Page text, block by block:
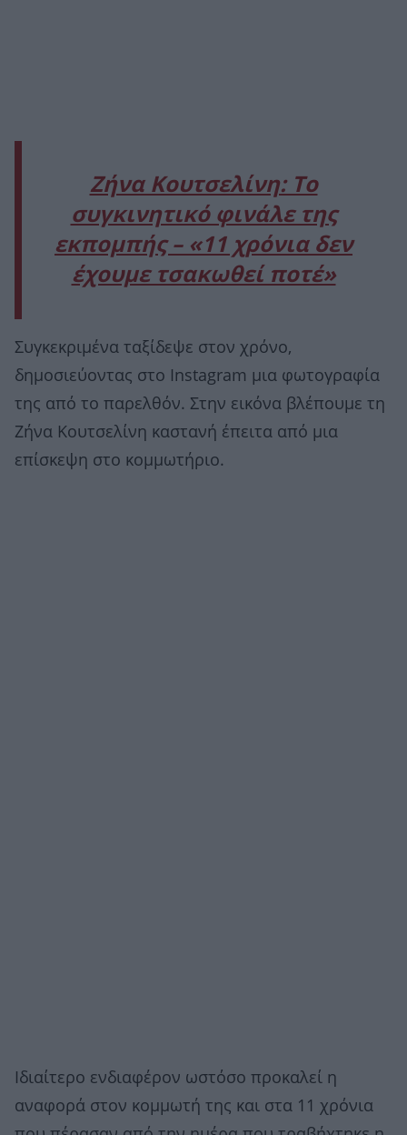
Ζήνα Κουτσελίνη: Το
συγκινητικό φινάλε της
εκπομπής – «11 χρόνια δεν
έχουμε τσακωθεί ποτέ»
Συγκεκριμένα ταξίδεψε στον χρόνο,
δημοσιεύοντας στο Instagram μια φωτογραφία
της από το παρελθόν. Στην εικόνα βλέπουμε τη
Ζήνα Κουτσελίνη καστανή έπειτα από μια
επίσκεψη στο κομμωτήριο.
Ιδιαίτερο ενδιαφέρον ωστόσο προκαλεί η
αναφορά στον κομμωτή της και στα 11 χρόνια